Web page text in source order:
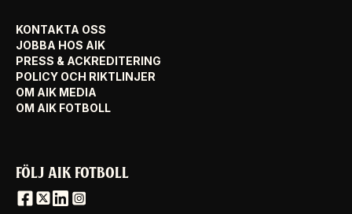
KONTAKTA OSS
JOBBA HOS AIK
PRESS & ACKREDITERING
POLICY OCH RIKTLINJER
OM AIK MEDIA
OM AIK FOTBOLL
FÖLJ AIK FOTBOLL